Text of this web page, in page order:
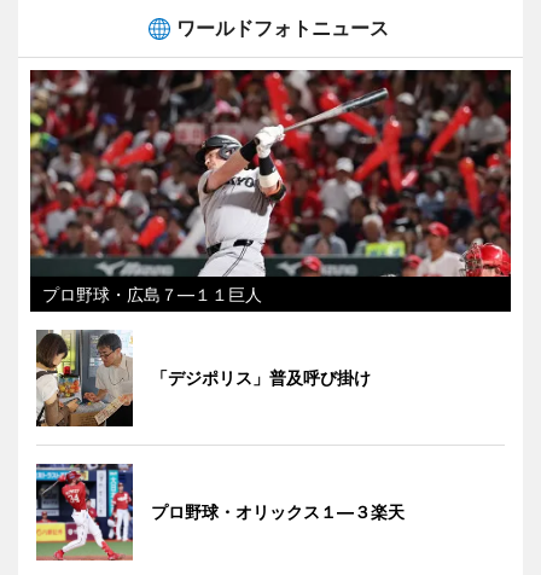
ワールドフォトニュース
プロ野球・広島７―１１巨人
「デジポリス」普及呼び掛け
プロ野球・オリックス１―３楽天